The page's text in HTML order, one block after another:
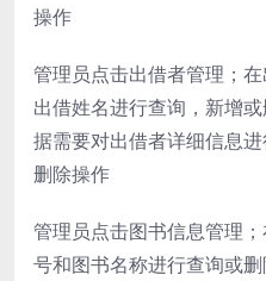
操作
管理员点击出借者管理；
出借姓名进行查询，新增
据需要对出借者详细信息
删除操作
管理员点击图书信息管理
号和图书名称进行查询或